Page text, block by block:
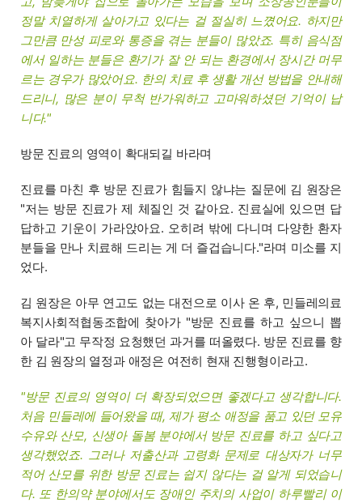
정말 치열하게 살아가고 있다는 걸 절실히 느꼈어요. 하지만
그만큼 만성 피로와 통증을 겪는 분들이 많았죠. 특히 음식점
에서 일하는 분들은 환기가 잘 안 되는 환경에서 장시간 머무
르는 경우가 많았어요. 한의 치료 후 생활 개선 방법을 안내해
드리니, 많은 분이 무척 반가워하고 고마워하셨던 기억이 납
니다."
방문 진료의 영역이 확대되길 바라며
진료를 마친 후 방문 진료가 힘들지 않냐는 질문에 김 원장은
"저는 방문 진료가 제 체질인 것 같아요. 진료실에 있으면 답
답하고 기운이 가라앉아요. 오히려 밖에 다니며 다양한 환자
분들을 만나 치료해 드리는 게 더 즐겁습니다."라며 미소를 지
었다.
김 원장은 아무 연고도 없는 대전으로 이사 온 후, 민들레의료
복지사회적협동조합에 찾아가 "방문 진료를 하고 싶으니 뽑
아 달라"고 무작정 요청했던 과거를 떠올렸다. 방문 진료를 향
한 김 원장의 열정과 애정은 여전히 현재 진행형이라고.
"방문 진료의 영역이 더 확장되었으면 좋겠다고 생각합니다.
처음 민들레에 들어왔을 때, 제가 평소 애정을 품고 있던 모유
수유와 산모, 신생아 돌봄 분야에서 방문 진료를 하고 싶다고
생각했었죠. 그러나 저출산과 고령화 문제로 대상자가 너무
적어 산모를 위한 방문 진료는 쉽지 않다는 걸 알게 되었습니
다. 또 한의약 분야에서도 장애인 주치의 사업이 하루빨리 이